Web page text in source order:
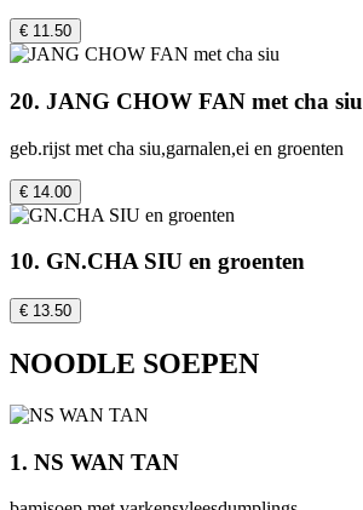
€ 11.50
20. JANG CHOW FAN met cha siu
geb.rijst met cha siu,garnalen,ei en groenten
€ 14.00
10. GN.CHA SIU en groenten
€ 13.50
NOODLE SOEPEN
1. NS WAN TAN